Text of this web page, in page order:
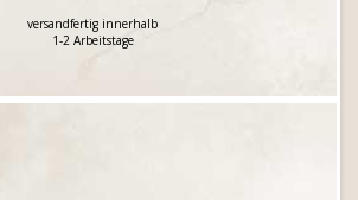
versandfertig innerhalb
1-2 Arbeitstage